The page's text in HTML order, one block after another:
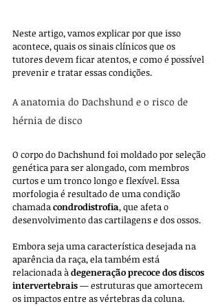
Neste artigo, vamos explicar por que isso
acontece, quais os sinais clínicos que os
tutores devem ficar atentos, e como é possível
prevenir e tratar essas condições.
A anatomia do Dachshund e o risco de
hérnia de disco
O corpo do Dachshund foi moldado por seleção
genética para ser alongado, com membros
curtos e um tronco longo e flexível. Essa
morfologia é resultado de uma condição
chamada condrodistrofia, que afeta o
desenvolvimento das cartilagens e dos ossos.
Embora seja uma característica desejada na
aparência da raça, ela também está
relacionada à degeneração precoce dos discos
intervertebrais — estruturas que amortecem
os impactos entre as vértebras da coluna.